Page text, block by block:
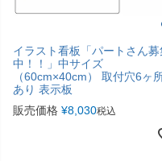
イラスト看板「パートさん募
中！！」中サイズ
（60cm×40cm） 取付穴6ヶ
あり 表示板
販売価格 ¥8,030税込